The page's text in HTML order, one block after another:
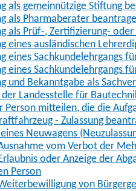
als gemeinnützige Stiftung
als Pharmaberater
als Prüf-, Zertifizierung-
eines ausländischen
eines Sachkundelehrgangs
eines Sachkundelehrgangs
und Bekanntgabe als
Landesstelle für
Person mitteilen, die die
- Zulassung
Neuwagens
vom Verbot der
oder Anzeige der
Person
von